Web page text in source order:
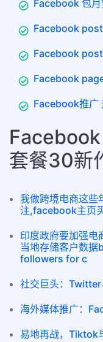
Facebook 包月
Facebook
Facebook
Facebook
Facebook推广
Facebook
套餐30新
我做跨境电商这
注,facebook主页
印度政府要加强
当地存储客户数
followers for c
社交巨头：
海外媒体推广：
易地再战，Tiktok